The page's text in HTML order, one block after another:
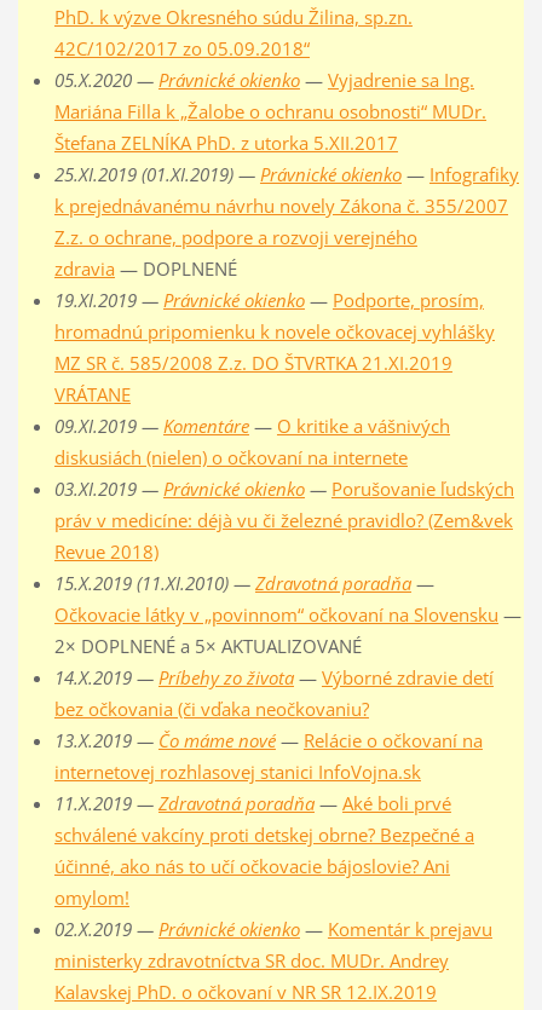
PhD. k výzve Okresného súdu Žilina, sp.zn.
42C/102/2017 zo 05.09.2018“
05.X.2020 — Právnické okienko— Vyjadrenie sa Ing.
Mariána Filla k „Žalobe o ochranu osobnosti“ MUDr.
Štefana ZELNÍKA PhD. z utorka 5.XII.2017
25.XI.2019 (01.XI.2019) — Právnické okienko— Infografiky
k prejednávanému návrhu novely Zákona č. 355/2007
Z.z. o ochrane, podpore a rozvoji verejného
zdravia — DOPLNENÉ
19.XI.2019 — Právnické okienko— Podporte, prosím,
hromadnú pripomienku k novele očkovacej vyhlášky
MZ SR č. 585/2008 Z.z. DO ŠTVRTKA 21.XI.2019
VRÁTANE
09.XI.2019 — Komentáre— O kritike a vášnivých
diskusiách (nielen) o očkovaní na internete
03.XI.2019 — Právnické okienko— Porušovanie ľudských
práv v medicíne: déjà vu či železné pravidlo? (Zem&vek
Revue 2018)
15.X.2019 (11.XI.2010) — Zdravotná poradňa—
Očkovacie látky v „povinnom“ očkovaní na Slovensku —
2× DOPLNENÉ a 5× AKTUALIZOVANÉ
14.X.2019 — Príbehy zo života— Výborné zdravie detí
bez očkovania (či vďaka neočkovaniu?
13.X.2019 — Čo máme nové— Relácie o očkovaní na
internetovej rozhlasovej stanici InfoVojna.sk
11.X.2019 — Zdravotná poradňa— Aké boli prvé
schválené vakcíny proti detskej obrne? Bezpečné a
účinné, ako nás to učí očkovacie bájoslovie? Ani
omylom!
02.X.2019 — Právnické okienko— Komentár k prejavu
ministerky zdravotníctva SR doc. MUDr. Andrey
Kalavskej PhD. o očkovaní v NR SR 12.IX.2019